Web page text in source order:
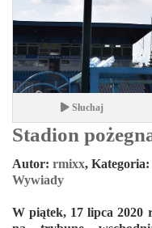
Słuchaj
Stadion
Autor: rmixx, Kategoria:
Wywiady
W piątek, 17 lipca 2020